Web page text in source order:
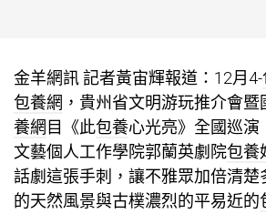
金羊網訊 記者黃宙輝報道：12月4-
包養網 ，貴州省文明游玩推介會
養網目《此包養心光亮》全國巡演
文藝個人工作學院郭蘭英劇院包養
話劇這張手刺，讓不雅眾加倍清楚
的天然風景與古樸濃烈的平易近的